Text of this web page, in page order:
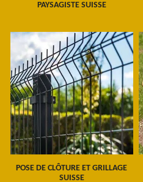
PAYSAGISTE SUISSE
POSE DE CLÔTURE ET GRILLAGE
SUISSE